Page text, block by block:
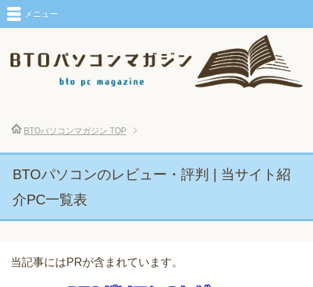
メニュー
BTOパソコンマガジン TOP
BTOパソコンのレビュー・評判 | 当サイト紹
介PC一覧表
当記事にはPRが含まれています。